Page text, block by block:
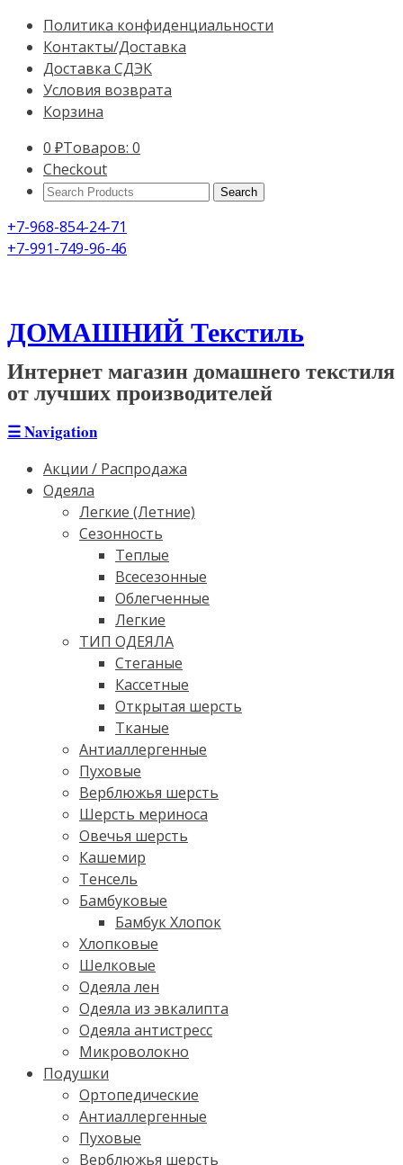
Политика конфиденциальности
Контакты/Доставка
Доставка СДЭК
Условия возврата
Корзина
0 ₽Товаров: 0
Checkout
Search
+7-968-854-24-71
+7-991-749-96-46
ДОМАШНИЙ Текстиль
Интернет магазин домашнего текстиля
от лучших производителей
☰Navigation
Акции / Распродажа
Одеяла
Легкие (Летние)
Сезонность
Теплые
Всесезонные
Облегченные
Легкие
ТИП ОДЕЯЛА
Стеганые
Кассетные
Открытая шерсть
Тканые
Антиаллергенные
Пуховые
Верблюжья шерсть
Шерсть мериноса
Овечья шерсть
Кашемир
Тенсель
Бамбуковые
Бамбук Хлопок
Хлопковые
Шелковые
Одеяла лен
Одеяла из эвкалипта
Одеяла антистресс
Микроволокно
Подушки
Ортопедические
Антиаллергенные
Пуховые
Верблюжья шерсть